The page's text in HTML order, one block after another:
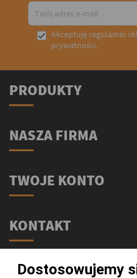
 Akceptuję regulamin
prywatności.
Dostosowujemy
PRODUKTY
NASZA FIRMA
TWOJE KONTO
KONTAKT
ul. Stołeczna 2/lok 102